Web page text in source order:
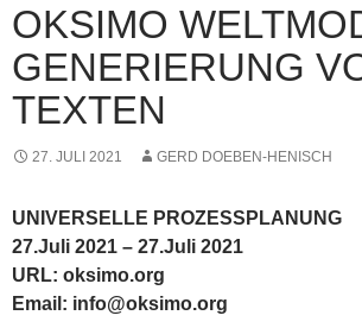
OKSIMO
GENERIERUNG
TEXTEN
27. JULI 2021 GERD DOEBEN-HENISCH
UNIVERSELLE PROZESSPLANUNG
27.Juli 2021 – 27.Juli 2021
URL: oksimo.org
Email: info@oksimo.org